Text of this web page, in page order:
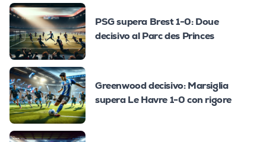
PSG supera Brest 1-0: Doue
decisivo al Parc des Princes
Greenwood decisivo: Marsiglia
supera Le Havre 1-0 con rigore